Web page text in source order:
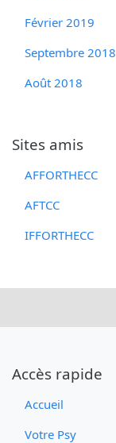
Février 2019
Septembre 2018
Août 2018
Sites amis
AFFORTHECC
AFTCC
IFFORTHECC
Accès rapide
Accueil
Votre Psy